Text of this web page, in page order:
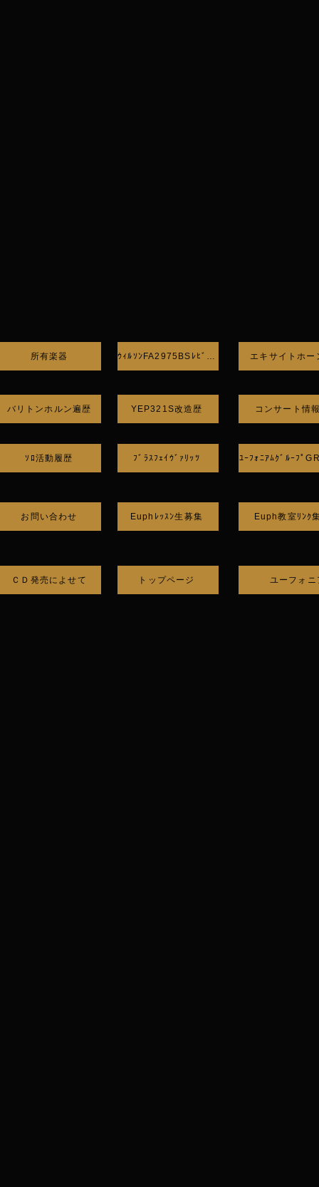
所有楽器 ｳｨﾙｿﾝFA2975BSﾚﾋﾞｭｰ エキサイトホー
バリトンホルン遍歴 YEP321S改造歴 コンサート情
ｿﾛ活動履歴 ﾌﾞﾗｽﾌｪｲｳﾞｧﾘｯﾂ ﾕｰﾌｫﾆｱﾑｸﾞﾙｰﾌﾟ
お問い合わせ Euphﾚｯｽﾝ生募集 Euph教室ﾘﾝｸ
ＣＤ発売によせて トップページ ユーフォ